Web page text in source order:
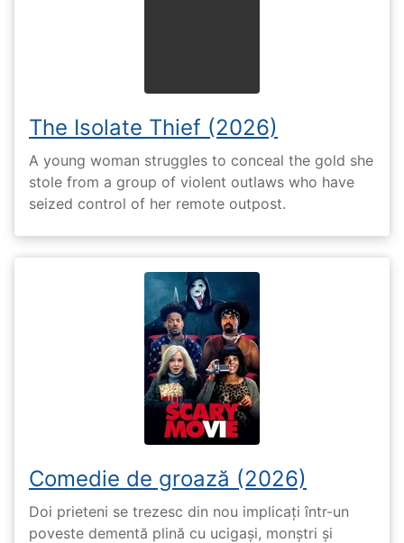
The Isolate Thief (2026)
A young woman struggles to conceal the gold she
stole from a group of violent outlaws who have
seized control of her remote outpost.
Comedie de groază (2026)
Doi prieteni se trezesc din nou implicați într-un
poveste dementă plină cu ucigași, monștri și